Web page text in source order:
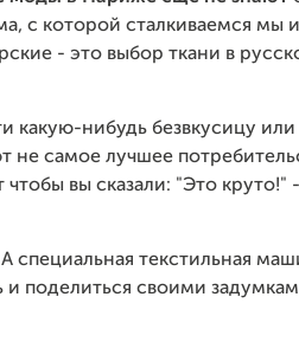
с которой сталкиваемся мы
- это выбор ткани в
какую-нибудь безвкусицу или
не самое лучшее
чтобы вы сказали: "Это круто!"
специальная текстильная
и поделиться своими